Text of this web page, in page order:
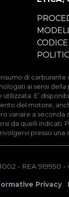
di
ai sensi
E’
del motore,
variare a
da quelli indicati.
presso una
- REA 919950 -
Privacy